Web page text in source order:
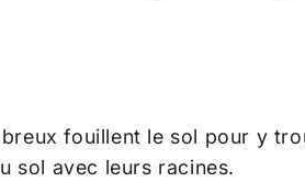
fouillent le sol pour y
sol avec leurs racines.